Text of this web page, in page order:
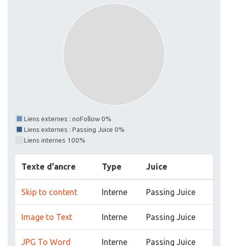
Liens externes : noFollow 0%
Liens externes : Passing Juice 0%
Liens internes 100%
Texte d'ancre Type Juice
Skip to content Interne Passing Juice
Image to Text Interne Passing Juice
JPG To Word Interne Passing Juice